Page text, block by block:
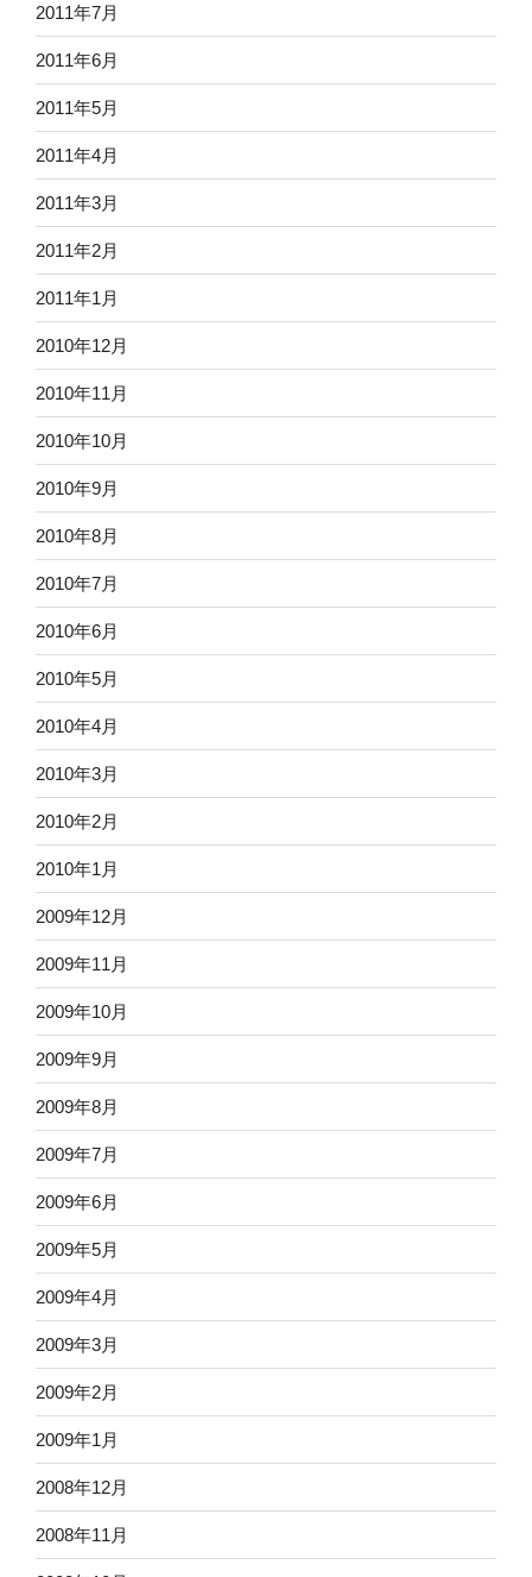
2011年7月
2011年6月
2011年5月
2011年4月
2011年3月
2011年2月
2011年1月
2010年12月
2010年11月
2010年10月
2010年9月
2010年8月
2010年7月
2010年6月
2010年5月
2010年4月
2010年3月
2010年2月
2010年1月
2009年12月
2009年11月
2009年10月
2009年9月
2009年8月
2009年7月
2009年6月
2009年5月
2009年4月
2009年3月
2009年2月
2009年1月
2008年12月
2008年11月